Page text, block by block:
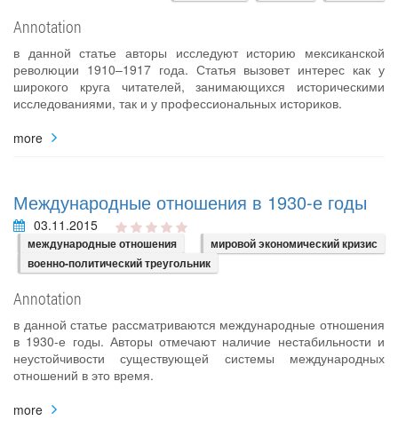
Annotation
в данной статье авторы исследуют историю мексиканской
революции 1910–1917 года. Статья вызовет интерес как у
широкого круга читателей, занимающихся историческими
исследованиями, так и у профессиональных историков.
more
Международные отношения в 1930-е годы
03.11.2015
международные отношения
мировой экономический кризис
военно-политический треугольник
Annotation
в данной статье рассматриваются международные отношения
в 1930-е годы. Авторы отмечают наличие нестабильности и
неустойчивости существующей системы международных
отношений в это время.
more